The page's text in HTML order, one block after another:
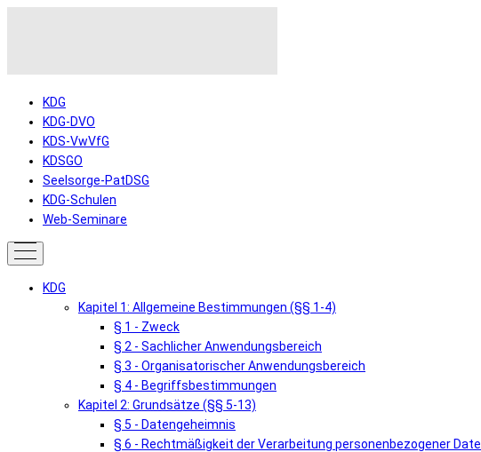
KDG
KDG-DVO
KDS-VwVfG
KDSGO
Seelsorge-PatDSG
KDG-Schulen
Web-Seminare
KDG
Kapitel 1: Allgemeine Bestimmungen (§§ 1-4)
§ 1 - Zweck
§ 2 - Sachlicher Anwendungsbereich
§ 3 - Organisatorischer Anwendungsbereich
§ 4 - Begriffsbestimmungen
Kapitel 2: Grundsätze (§§ 5-13)
§ 5 - Datengeheimnis
§ 6 - Rechtmäßigkeit der Verarbeitung personenbezogener